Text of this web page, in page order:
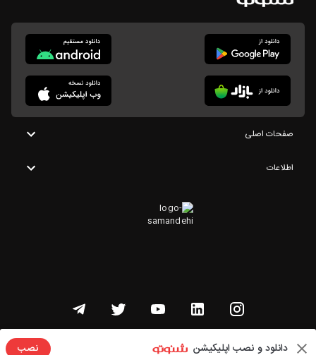
دانلود و نصب اپلیکیشن نصب
صفحات اصلی
اطلاعات
تمامی حقوق این وبسایت متعلق به شنوتو است